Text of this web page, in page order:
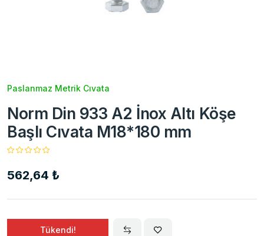
Paslanmaz Metrik Cıvata
Norm Din 933 A2 İnox Altı Köşe
Başlı Cıvata M18*180 mm
562,64 ₺
Tükendi!